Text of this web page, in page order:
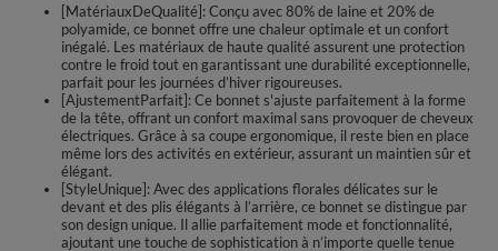
[MatériauxDeQualité]: Conçu avec 80% de laine et 20% de
polyamide, ce bonnet offre une chaleur optimale et un confort
inégalé. Les matériaux de haute qualité assurent une protection
contre le froid tout en garantissant une durabilité exceptionnelle,
parfait pour les journées d’hiver rigoureuses.
[AjustementParfait]: Ce bonnet s'ajuste parfaitement à la forme
de la tête, offrant un confort maximal sans provoquer de cheveux
électriques. Grâce à sa coupe ergonomique, il reste bien en place
même lors des activités en extérieur, assurant un maintien sûr et
élégant.
[StyleUnique]: Avec des applications florales délicates sur le
devant et des plis élégants à l’arrière, ce bonnet se distingue par
son design unique. Il allie parfaitement mode et fonctionnalité,
ajoutant une touche de sophistication à n’importe quelle tenue